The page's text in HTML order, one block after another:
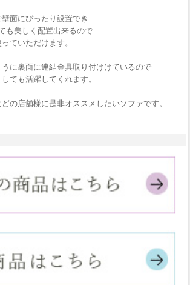
面にぴったり設置でき
も美しく配置出来るので
ていただけます。
うに裏面に連結金具取り付けけているので
ても活躍してくれます。
の店舗様に是非オススメしたいソファです。